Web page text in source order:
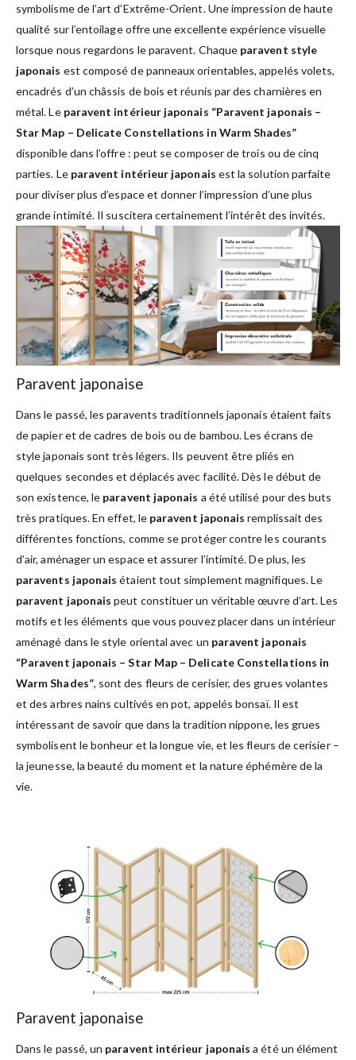
symbolisme de l’art d’Extrême-Orient. Une impression de haute
qualité sur l’entoilage offre une excellente expérience visuelle
lorsque nous regardons le paravent. Chaque paravent style
japonais est composé de panneaux orientables, appelés volets,
encadrés d’un châssis de bois et réunis par des charnières en
métal. Le paravent intérieur japonais “Paravent japonais –
Star Map – Delicate Constellations in Warm Shades”
disponible dans l’offre : peut se composer de trois ou de cinq
parties. Le paravent intérieur japonais est la solution parfaite
pour diviser plus d’espace et donner l’impression d’une plus
grande intimité. Il suscitera certainement l’intérêt des invités.
Paravent japonaise
Dans le passé, les paravents traditionnels japonais étaient faits
de papier et de cadres de bois ou de bambou. Les écrans de
style japonais sont très légers. Ils peuvent être pliés en
quelques secondes et déplacés avec facilité. Dès le début de
son existence, le paravent japonais a été utilisé pour des buts
très pratiques. En effet, le paravent japonais remplissait des
différentes fonctions, comme se protéger contre les courants
d’air, aménager un espace et assurer l’intimité. De plus, les
paravents japonais étaient tout simplement magnifiques. Le
paravent japonais peut constituer un véritable œuvre d’art. Les
motifs et les éléments que vous pouvez placer dans un intérieur
aménagé dans le style oriental avec un paravent japonais
“Paravent japonais – Star Map – Delicate Constellations in
Warm Shades”, sont des fleurs de cerisier, des grues volantes
et des arbres nains cultivés en pot, appelés bonsaï. Il est
intéressant de savoir que dans la tradition nippone, les grues
symbolisent le bonheur et la longue vie, et les fleurs de cerisier –
la jeunesse, la beauté du moment et la nature éphémère de la
vie.
Paravent japonaise
Dans le passé, un paravent intérieur japonais a été un élément